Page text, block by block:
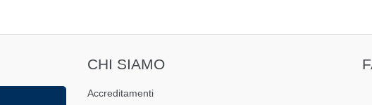
CHI SIAMO
Accreditamenti